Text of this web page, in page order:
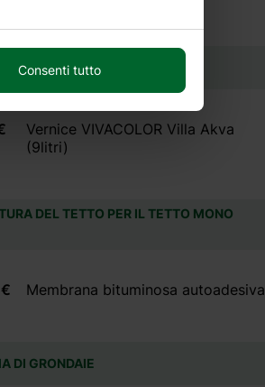
Vernice VIVACOLOR Villa Akva
(9litri)
DEL TETTO PER IL TETTO MONO
Membrana bituminosa autoadesiva
DI GRONDAIE
Consenti tutto